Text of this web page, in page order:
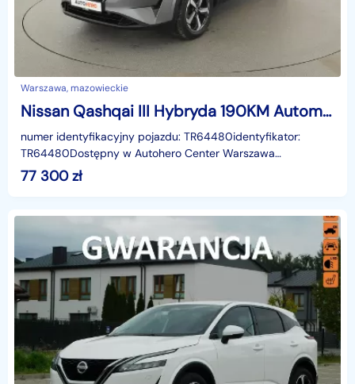
Warszawa, mazowieckie
Nissan Qashqai III Hybryda 190KM Automat Kamera cofania Klimatyzacja Tempomat
numer identyfikacyjny pojazdu: TR64480identyfikator:
TR64480Dostępny w Autohero Center Warszawa
MłocinyUWAGA!Jako jedyni w Polsce oferujemy możliwość
oględzin n
77 300zł